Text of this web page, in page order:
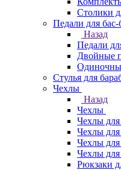
Столики
Педали для бас-
Назад
Педали
Двойные
Стулья для
Чехлы
Назад
Чехлы
Чехлы
Чехлы для
Чехлы
Чехлы для
Рюкзаки